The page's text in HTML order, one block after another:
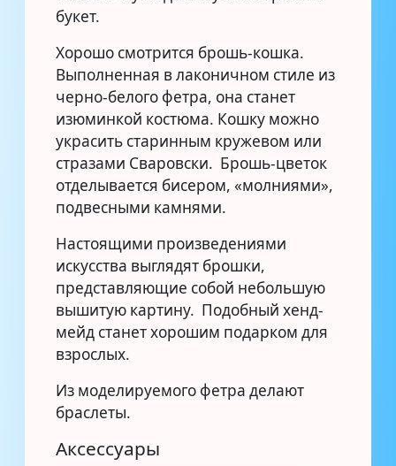
букет.
Хорошо смотрится брошь-кошка.
Выполненная в лаконичном стиле из
черно-белого фетра, она станет
изюминкой костюма. Кошку можно
украсить старинным кружевом или
стразами Сваровски. Брошь-цветок
отделывается бисером, «молниями»,
подвесными камнями.
Настоящими произведениями
искусства выглядят брошки,
представляющие собой небольшую
вышитую картину. Подобный хенд-
мейд станет хорошим подарком для
взрослых.
Из моделируемого фетра делают
браслеты.
Аксессуары